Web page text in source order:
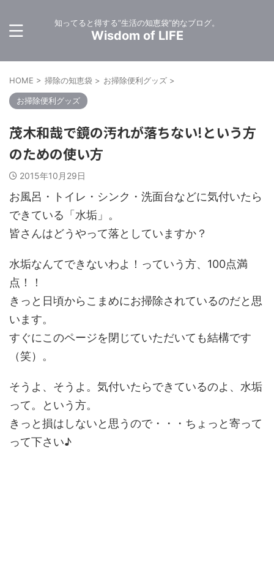
知ってると得する”生活の知恵袋”的なブログ。
Wisdom of LIFE
HOME > 掃除の知恵袋 > お掃除便利グッズ >
お掃除便利グッズ
茂木和哉で鏡の汚れが落ちない!という方
のための使い方
2015年10月29日
お風呂・トイレ・シンク・洗面台などに気付いたら
できている「水垢」。
皆さんはどうやって落としていますか？
水垢なんてできないわよ！っていう方、100点満
点！！
きっと日頃からこまめにお掃除されているのだと思
います。
すぐにこのページを閉じていただいても結構です
（笑）。
そうよ、そうよ。気付いたらできているのよ、水垢
って。という方。
きっと損はしないと思うので・・・ちょっと寄って
って下さい♪